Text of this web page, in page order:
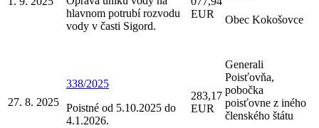
hlavnom potrubí rozvodu
vody v časti Sigord.
EUR
Obec Kokošovce
27. 8. 2025
338/2025
Poistné od 5.10.2025 do
4.1.2026.
283,17
EUR
Generali
Poisťovňa,
pobočka
poisťovne z iného
členského štátu